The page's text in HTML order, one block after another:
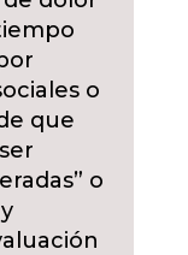
o
que
o